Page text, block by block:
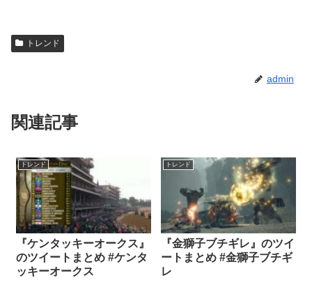
トレンド
admin
関連記事
トレンド
『ケンタッキーオークス』
のツイートまとめ #ケンタ
ッキーオークス
トレンド
『金獅子ブチギレ』のツイ
ートまとめ #金獅子ブチギ
レ